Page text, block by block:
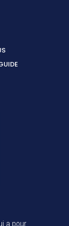
a pour